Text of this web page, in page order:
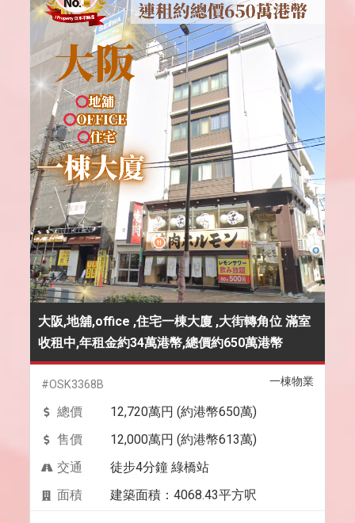
大阪,地舖,office ,住宅一棟大廈 ,大街轉角位 滿室
收租中,年租金約34萬港幣,總價約650萬港幣
一棟物業
#OSK3368B
總價
12,720萬円 (約港幣650萬)
售價
12,000萬円 (約港幣613萬)
交通
徒步4分鐘 綠橋站
面積
建築面積：4068.43平方呎